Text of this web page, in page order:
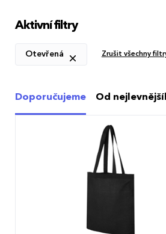
Aktivní filtry
Otevřená Zrušit všechny
Doporučujeme Od